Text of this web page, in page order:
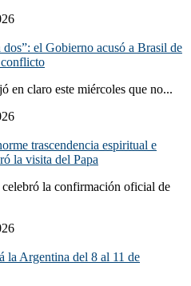
dos”: el Gobierno acusó a Brasil de
conflicto
en claro este miércoles que no...
trascendencia espiritual e
la visita del Papa
la confirmación oficial de
Argentina del 8 al 11 de